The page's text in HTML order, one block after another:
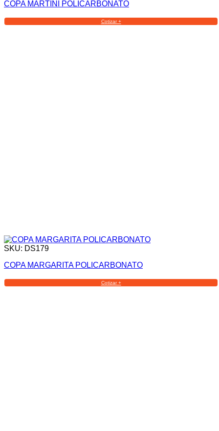
COPA MARTINI POLICARBONATO
Cotizar +
SKU: DS179
COPA MARGARITA POLICARBONATO
Cotizar +